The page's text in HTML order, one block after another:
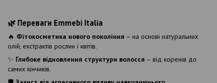
🌿 Переваги Emmebi Italia
🔥 Фітокосметика нового покоління – на основі натуральних
олій, екстрактів рослин і квітів.
✨ Глибоке відновлення структури волосся – від коренів до
самих кінчиків.